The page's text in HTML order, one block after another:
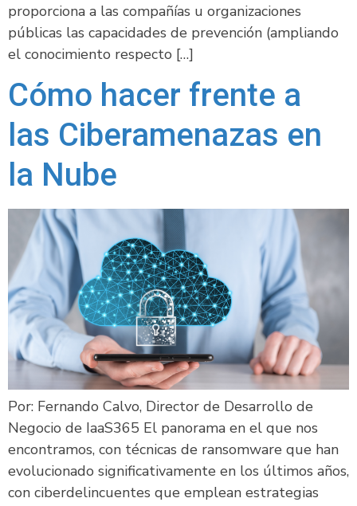
proporciona a las compañías u organizaciones
públicas las capacidades de prevención (ampliando
el conocimiento respecto […]
Cómo hacer frente a
las Ciberamenazas en
la Nube
Por: Fernando Calvo, Director de Desarrollo de
Negocio de IaaS365 El panorama en el que nos
encontramos, con técnicas de ransomware que han
evolucionado significativamente en los últimos años,
con ciberdelincuentes que emplean estrategias